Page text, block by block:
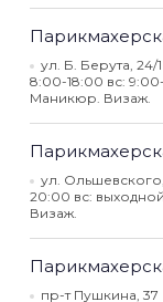
ул. Б. Берута, 24/1
8:00-18:00 вс:
Маникюр. Визаж.
ул.
20:00 вс: выходной
Визаж.
пр-т Пушкина, 37